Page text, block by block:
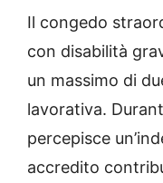
Il congedo
con disabilità
un massimo di
lavorativa.
percepisce
accredito